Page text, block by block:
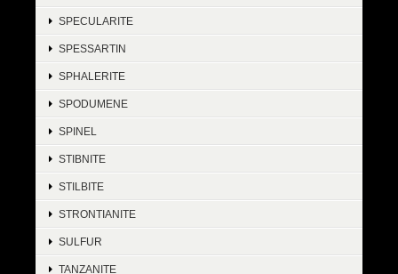
SPECULARITE
SPESSARTIN
SPHALERITE
SPODUMENE
SPINEL
STIBNITE
STILBITE
STRONTIANITE
SULFUR
TANZANITE